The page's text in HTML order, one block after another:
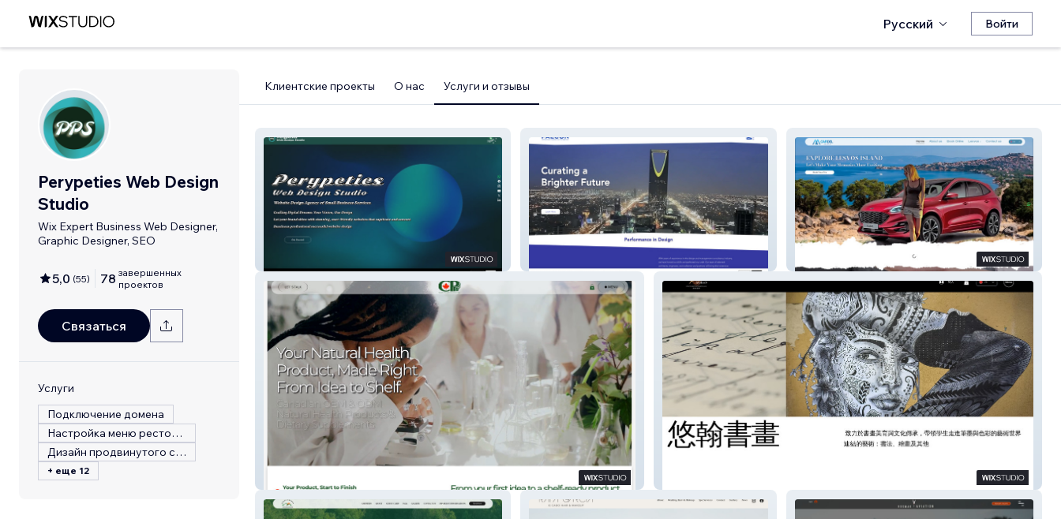
Русский Войти
Perypeties Web Design
Studio
Wix Expert Business Web Designer,
Graphic Designer, SEO
5,0 (55) 78 завершенных
проектов
Связаться
Услуги
Подключение домена
Настройка меню ресторана
Дизайн продвинутого сайта
+ еще 12
Клиентские проекты О нас Услуги и отзывы